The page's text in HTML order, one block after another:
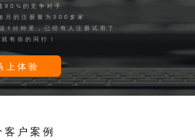
90%的竞争对手
月的注册量为300多家
1分钟里，已经有人注册试用了
有你的同行！
上体验
客户案例